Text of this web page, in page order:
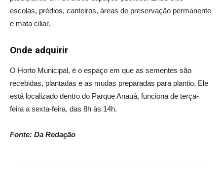
escolas, prédios, canteiros, áreas de preservação permanente
e mata ciliar.
Onde adquirir
O Horto Municipal, é o espaço em que as sementes são
recebidas, plantadas e as mudas preparadas para plantio. Ele
está localizado dentro do Parque Anauá, funciona de terça-
feira a sexta-feira, das 8h às 14h.
Fonte: Da Redação